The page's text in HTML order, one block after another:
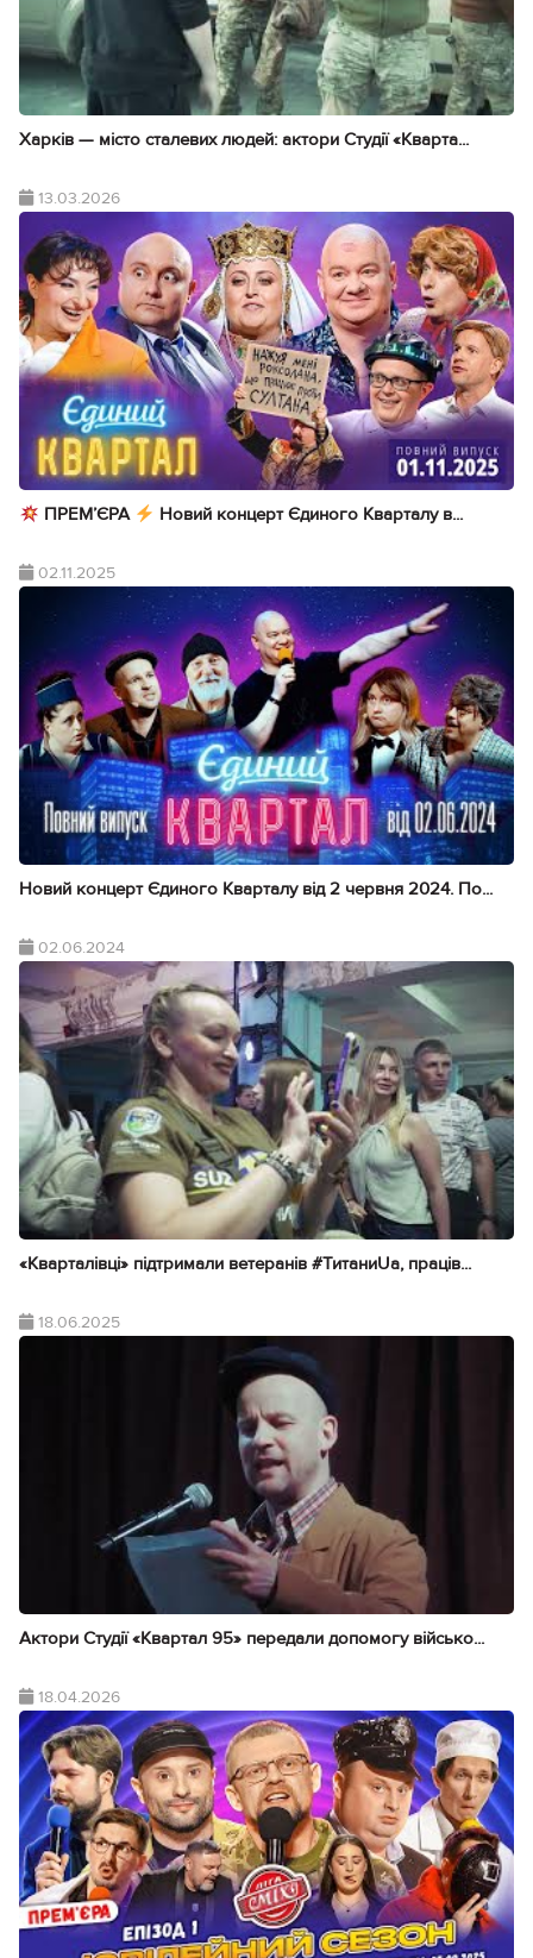
Харків — місто сталевих людей: актори Студії «Кварта...
13.03.2026
ПРЕМ’ЄРА Новий концерт Єдиного Кварталу в...
02.11.2025
Новий концерт Єдиного Кварталу від 2 червня 2024. По...
02.06.2024
«Кварталівці» підтримали ветеранів #ТитаниUa, праців...
18.06.2025
Актори Студії «Квартал 95» передали допомогу військо...
18.04.2026